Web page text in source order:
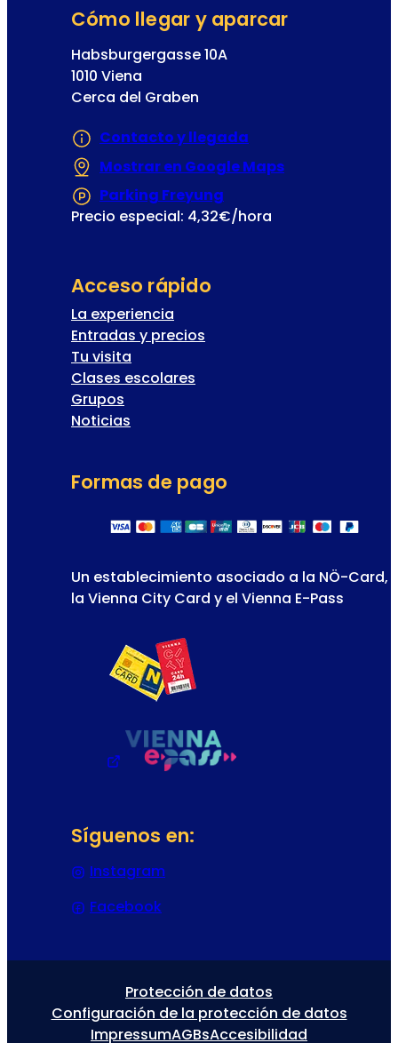
Cómo llegar y aparcar
Habsburgergasse 10A
1010 Viena
Cerca del Graben
Contacto y llegada
Mostrar en Google Maps
Parking Freyung
Precio especial: 4,32€/hora
Acceso rápido
La experiencia
Entradas y precios
Tu visita
Clases escolares
Grupos
Noticias
Formas de pago
Un establecimiento asociado a la NÖ-Card,
la Vienna City Card y el Vienna E-Pass
Síguenos en:
Instagram
Facebook
Protección de datos
Configuración de la protección de datos
ImpressumAGBsAccesibilidad